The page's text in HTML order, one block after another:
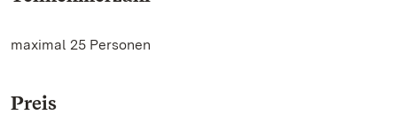
maximal 25 Personen
Preis